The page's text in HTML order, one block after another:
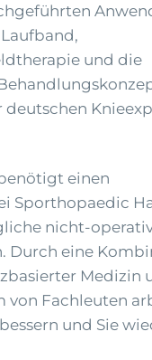
und die
einen
Sporthopaedic
nicht-
Durch eine
Medizin
von Fachleuten
und Sie